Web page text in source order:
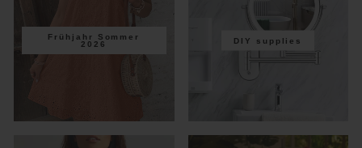
Frühjahr Sommer
2026
DIY supplies